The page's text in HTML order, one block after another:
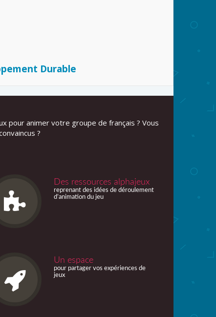
Durable
pour animer votre groupe de français ? Vous
?
Des ressources alphajeux
reprenant des idées de déroulement
d’animation du jeu
Un espace
pour partager vos expériences de
jeux